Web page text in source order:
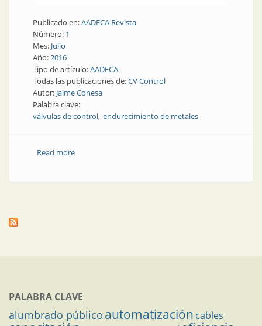
Publicado en:AADECA Revista
Número: 1
Mes: Julio
Año:2016
Tipo de artículo:AADECA
Todas las publicaciones de:CV Control
Autor: Jaime Conesa
Palabra clave:
válvulas de control endurecimiento de metales
Read moreabout Artículo técnico | Nuevas tecnologías de
PALABRA CLAVE
alumbrado público automatización cables